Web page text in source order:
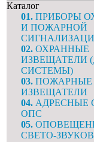
Каталог
01.ПРИБОРЫ
И ПОЖАРНОЙ
02.ОХРАННЫЕ
ИЗВЕЩАТЕЛИ
СИСТЕМЫ)
03.ПОЖАРНЫЕ
ИЗВЕЩАТЕЛИ
04.АДРЕСНЫЕ
ОПС
05.
СВЕТО-